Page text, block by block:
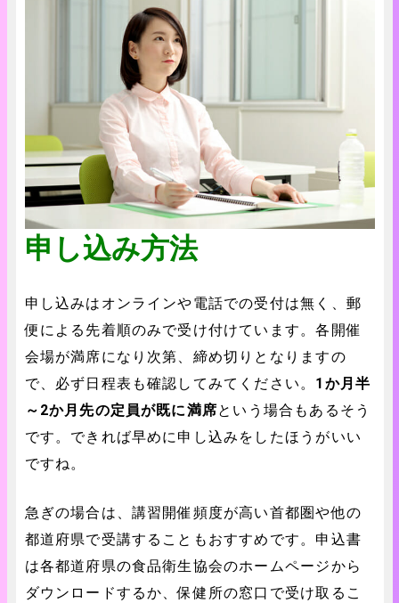
申し込み方法
申し込みはオンラインや電話での受付は無く、郵
便による先着順のみで受け付けています。各開催
会場が満席になり次第、締め切りとなりますの
で、必ず日程表も確認してみてください。 1か月半
～2か月先の定員が既に満席という場合もあるそう
です。できれば早めに申し込みをしたほうがいい
ですね。
急ぎの場合は、講習開催頻度が高い首都圏や他の
都道府県で受講することもおすすめです。申込書
は各都道府県の食品衛生協会のホームページから
ダウンロードするか、保健所の窓口で受け取るこ